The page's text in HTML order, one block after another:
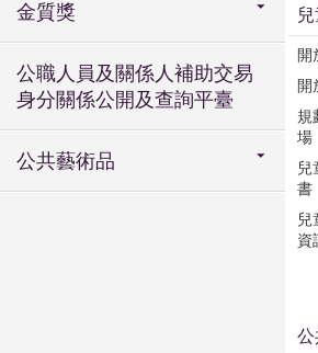
金質獎
公職人員及關係人補助交易
身分關係公開及查詢平臺
公共藝術品
開
開
規
場
兒
書
兒
資
公